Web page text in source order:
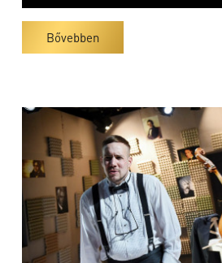
Bővebben